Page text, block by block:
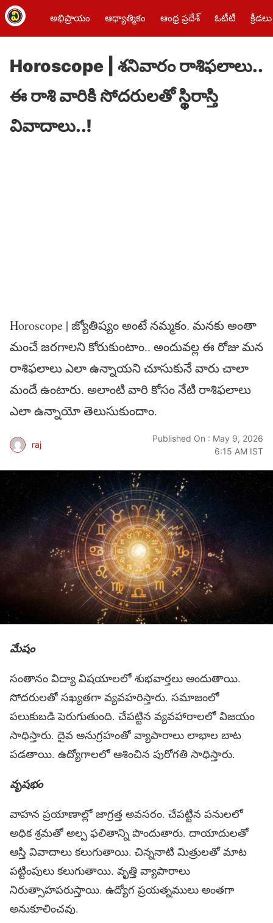
అభిప్రాయం ఆధ్యాత్మికం ఆంధ్ర ప్రదేశ్ ఓటీటీ క్రీడలు
Horoscope | శ‌నివారం రాశిఫ‌లాలు..
ఈ రాశి వారికి సోదరులతో స్థిరాస్తి
వివాదాలు..!
Horoscope | జ్యోతిష్యం అంటే న‌మ్మ‌కం. మ‌న‌కు అంతా
మంచే జ‌ర‌గాల‌ని కోరుకుంటాం.. అందువ‌ల్ల ఈ రోజు మ‌న
రాశిఫ‌లాలు ఎలా ఉన్నాయ‌ని చూసుకునే వారు చాలా
మందే ఉంటారు. అలాంటి వారి కోసం నేటి రాశిఫ‌లాలు
ఎలా ఉన్నాయో తెలుసుకుందాం.
raj
Published On : May 9, 2026
6:15 AM IST
మేషం
సంతానం విద్యా విషయాలలో శుభవార్తలు అందుతాయి.
సోదరులతో సఖ్యతగా వ్యవహరిస్తారు. సమాజంలో
పలుకుబడి పెరుగుతుంది. చేపట్టిన వ్యవహారాలలో విజయం
సాధిస్తారు. దైవ అనుగ్రహంతో వ్యాపారాలు లాభాల బాట
పడతాయి. ఉద్యోగాలలో ఆశించిన పురోగతి సాధిస్తారు.
వృషభం
వాహన ప్రయాణాల్లో జాగ్రత్త అవసరం. చేపట్టిన పనులలో
అధిక శ్రమతో అల్ప ఫలితాన్ని పొందుతారు. దాయాదులతో
ఆస్తి వివాదాలు కలుగుతాయి. చిన్ననాటి మిత్రులతో మాట
పట్టింపులు కలుగుతాయి. వృత్తి వ్యాపారాలు
నిరుత్సాహపరుస్తాయి. ఉద్యోగ ప్రయత్నములు అంతగా
అనుకూలించవు.